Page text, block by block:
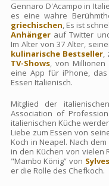
Gennaro D'Acampo in
es eine wahre
griechischen, Es ist
Anhängerauf Twitter
Im Alter von 37 Alter,
kulinarische Bestseller,
TV-Shows, von Millionen
eine App für iPhone,
Essen Italienisch.
Mitglied der
Association of
italienischen Küche
Liebe zum Essen von
Koch in Neapel. Nach
in den Küchen von vielen
"Mambo König” von
er die Rolle des Chefkoch.